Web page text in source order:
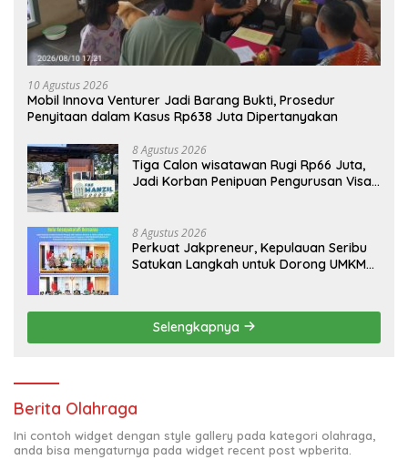
10 Agustus 2026
Mobil Innova Venturer Jadi Barang Bukti, Prosedur
Penyitaan dalam Kasus Rp638 Juta Dipertanyakan
8 Agustus 2026
Tiga Calon wisatawan Rugi Rp66 Juta,
Jadi Korban Penipuan Pengurusan Visa
8 Agustus 2026
Perkuat Jakpreneur, Kepulauan Seribu
Satukan Langkah untuk Dorong UMKM
Selengkapnya
Berita Olahraga
Ini contoh widget dengan style gallery pada kategori olahraga,
anda bisa mengaturnya pada widget recent post wpberita.